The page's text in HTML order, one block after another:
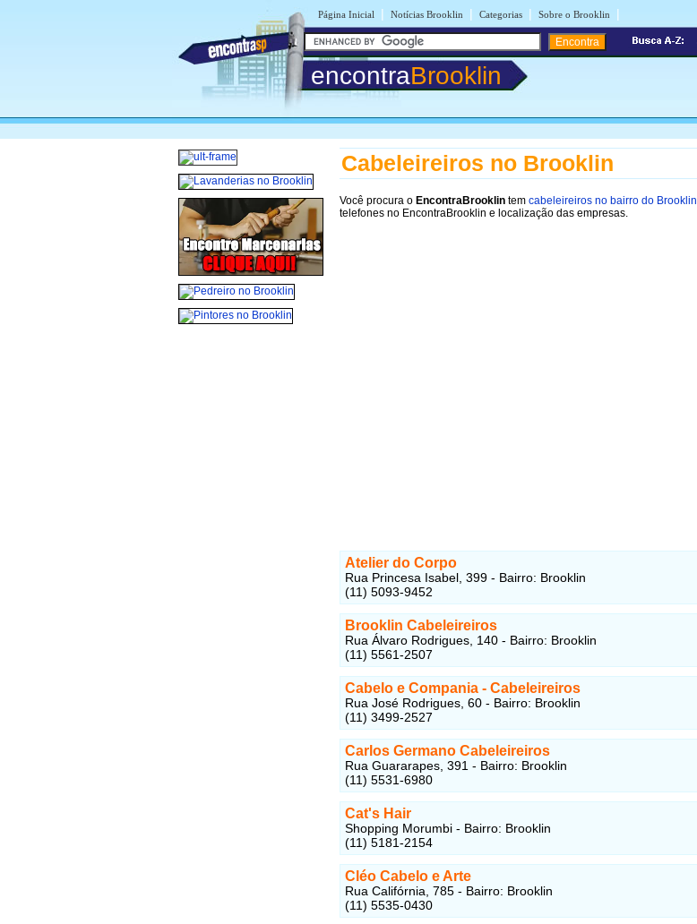
Página Inicial | Notícias Brooklin | Categorias | Sobre o Brooklin |
encontraBrooklin
Cabeleireiros no Brooklin
Você procura o EncontraBrooklin tem cabeleireiros no bairro do Brooklin
telefones no EncontraBrooklin e localização das empresas.
Atelier do Corpo
Rua Princesa Isabel, 399 - Bairro: Brooklin
(11) 5093-9452
Brooklin Cabeleireiros
Rua Álvaro Rodrigues, 140 - Bairro: Brooklin
(11) 5561-2507
Cabelo e Compania - Cabeleireiros
Rua José Rodrigues, 60 - Bairro: Brooklin
(11) 3499-2527
Carlos Germano Cabeleireiros
Rua Guararapes, 391 - Bairro: Brooklin
(11) 5531-6980
Cat's Hair
Shopping Morumbi - Bairro: Brooklin
(11) 5181-2154
Cléo Cabelo e Arte
Rua Califórnia, 785 - Bairro: Brooklin
(11) 5535-0430